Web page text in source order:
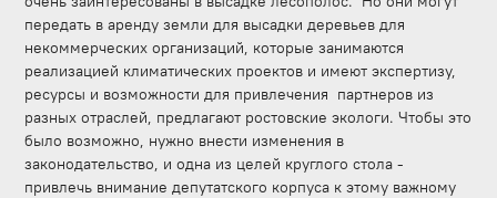
передать в аренду земли для высадки деревьев для
некоммерческих организаций, которые занимаются
реализацией климатических проектов и имеют экспертизу,
ресурсы и возможности для привлечения партнеров из
разных отраслей, предлагают ростовские экологи. Чтобы это
было возможно, нужно внести изменения в
законодательство, и одна из целей круглого стола -
привлечь внимание депутатского корпуса к этому важному